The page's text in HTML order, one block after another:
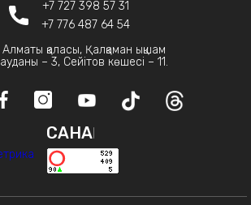
+7 727 398 57 31
+7 776 487 64 54
Алматы қаласы, Қалқаман ықшам
ауданы – 3, Сейітов көшесі – 11.
САНАҚ